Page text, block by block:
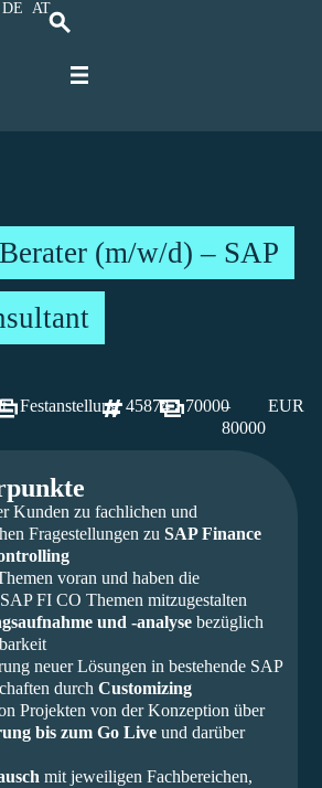
DE AT
(m/w/d) – SAP
Festanstellung 45874 70000
–
80000
EUR
Kunden zu fachlichen und
Fragestellungen zu SAP Finance
voran und haben die
FI CO Themen mitzugestalten
und -analysebezüglich
neuer Lösungen in bestehende SAP
durch Customizing
Projekten von der Konzeption über
bis zum Go Liveund darüber
mit jeweiligen Fachbereichen,